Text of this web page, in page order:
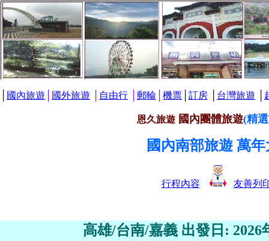
國內旅遊 國外旅遊 自由行 郵輪 機票 訂房 台灣旅遊
恩久旅遊國內團體旅遊(精
國內南部旅遊 萬
行程內容 友善列
高雄/台南/嘉義 出發日: 2026